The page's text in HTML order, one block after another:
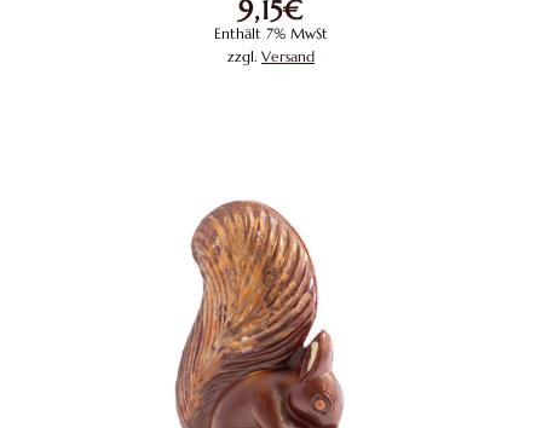
9,15€
Enthält 7% MwSt
zzgl. Versand